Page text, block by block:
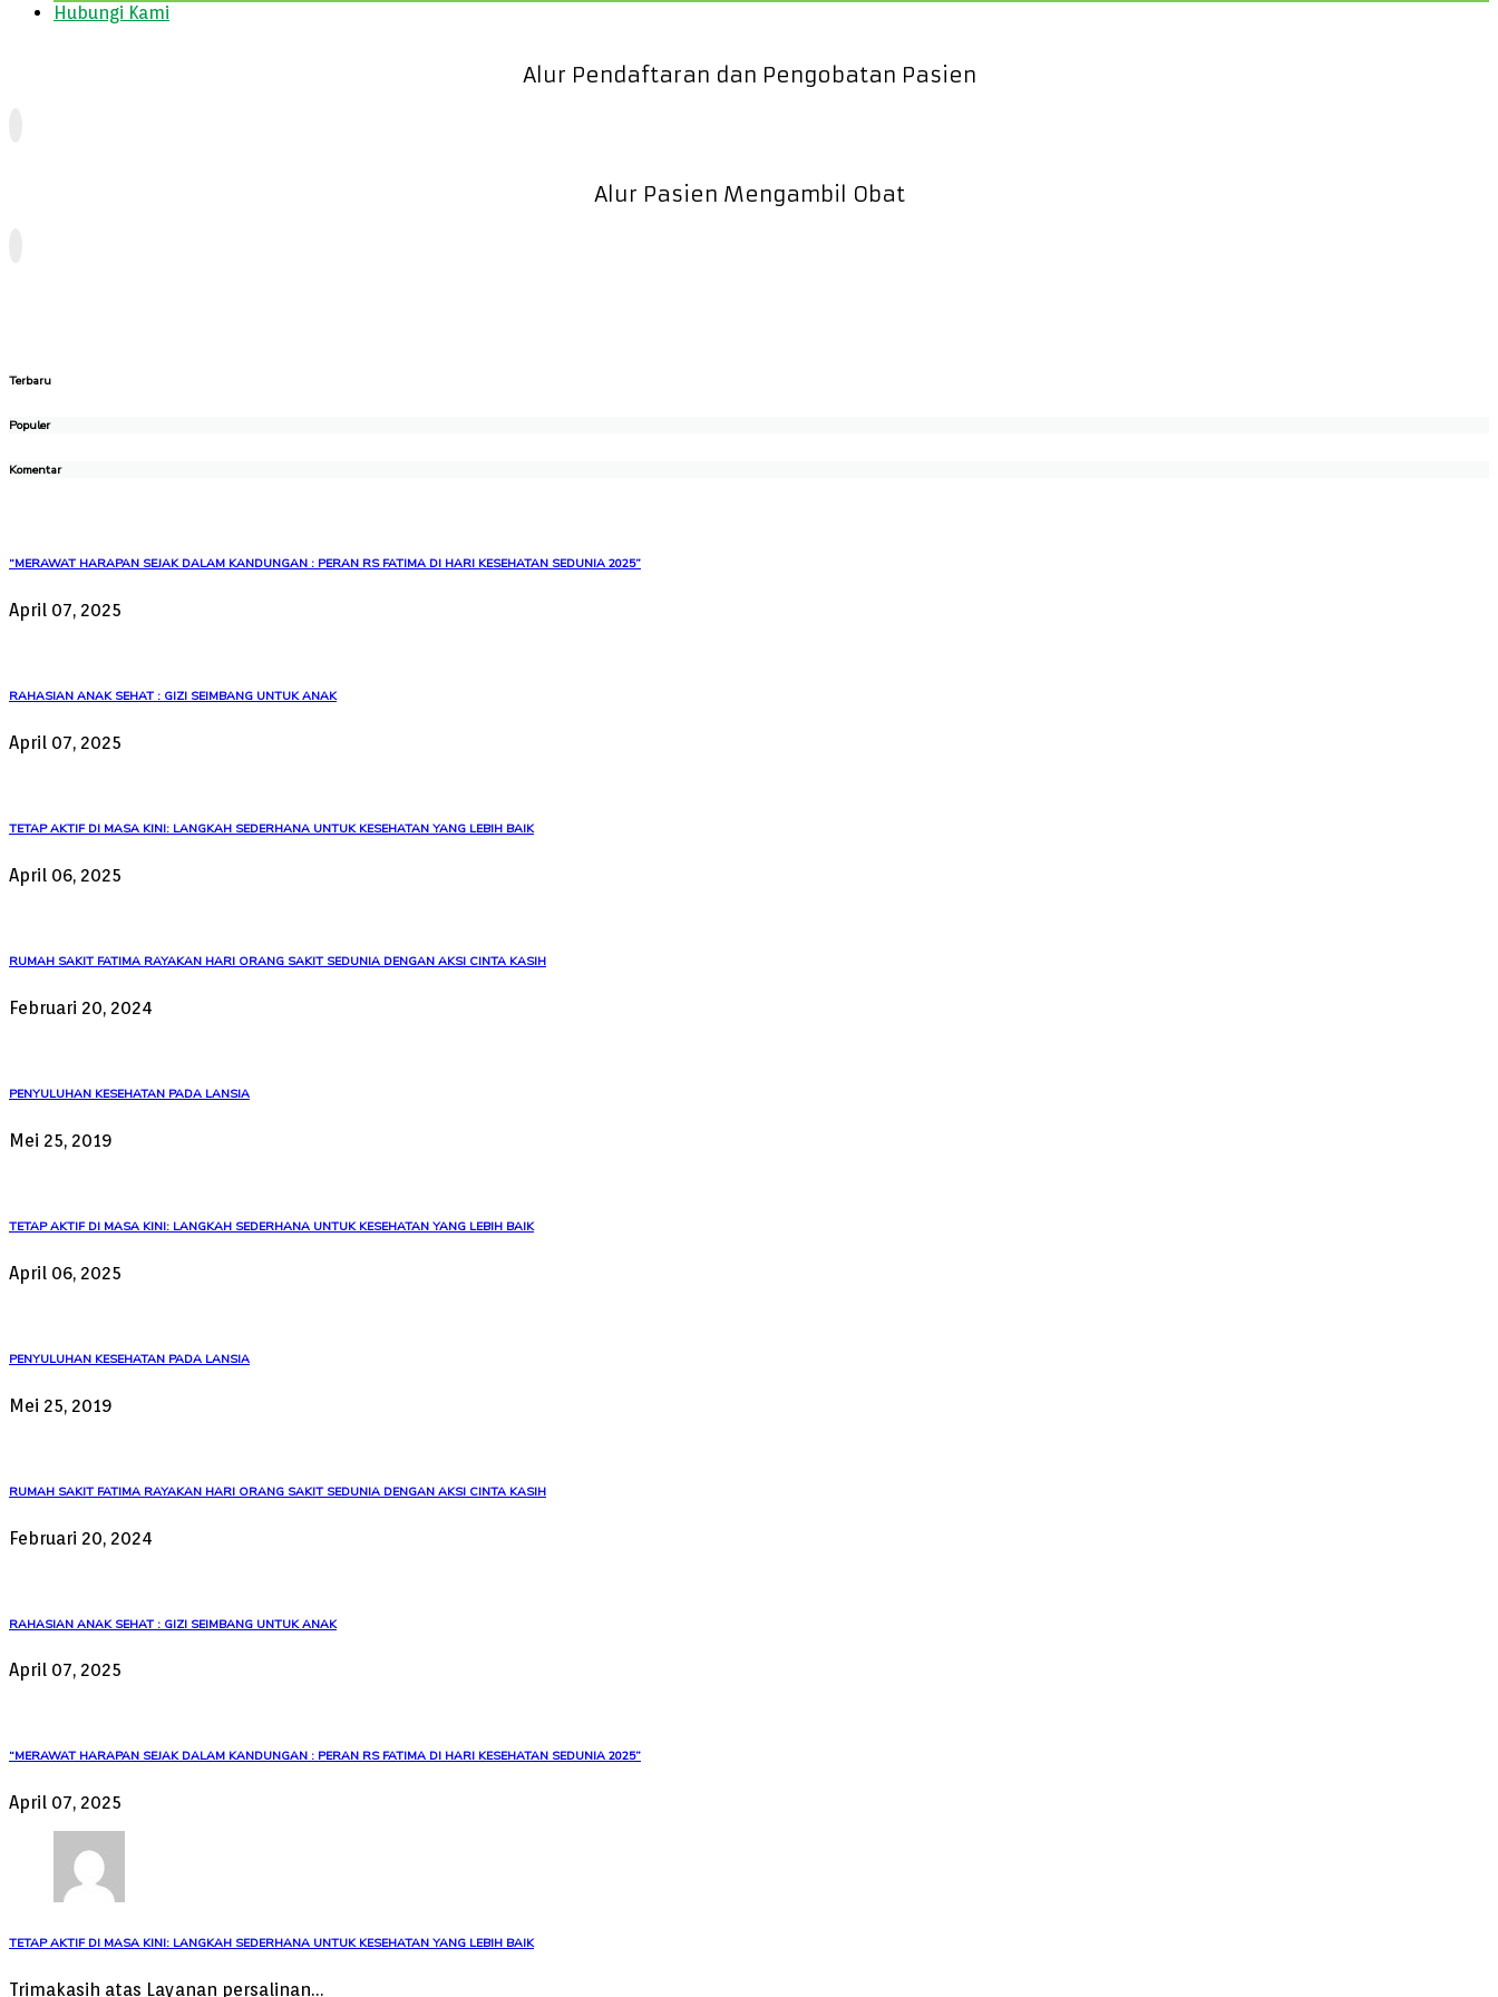
Hubungi Kami
Alur Pendaftaran dan Pengobatan Pasien
Alur Pasien Mengambil Obat
Terbaru
Populer
Komentar
“MERAWAT HARAPAN SEJAK DALAM KANDUNGAN : PERAN RS FATIMA DI HARI KESEHATAN SEDUNIA 2025”
April 07, 2025
RAHASIAN ANAK SEHAT : GIZI SEIMBANG UNTUK ANAK
April 07, 2025
TETAP AKTIF DI MASA KINI: LANGKAH SEDERHANA UNTUK KESEHATAN YANG LEBIH BAIK
April 06, 2025
RUMAH SAKIT FATIMA RAYAKAN HARI ORANG SAKIT SEDUNIA DENGAN AKSI CINTA KASIH
Februari 20, 2024
PENYULUHAN KESEHATAN PADA LANSIA
Mei 25, 2019
TETAP AKTIF DI MASA KINI: LANGKAH SEDERHANA UNTUK KESEHATAN YANG LEBIH BAIK
April 06, 2025
PENYULUHAN KESEHATAN PADA LANSIA
Mei 25, 2019
RUMAH SAKIT FATIMA RAYAKAN HARI ORANG SAKIT SEDUNIA DENGAN AKSI CINTA KASIH
Februari 20, 2024
RAHASIAN ANAK SEHAT : GIZI SEIMBANG UNTUK ANAK
April 07, 2025
“MERAWAT HARAPAN SEJAK DALAM KANDUNGAN : PERAN RS FATIMA DI HARI KESEHATAN SEDUNIA 2025”
April 07, 2025
TETAP AKTIF DI MASA KINI: LANGKAH SEDERHANA UNTUK KESEHATAN YANG LEBIH BAIK
Trimakasih atas Layanan persalinan…